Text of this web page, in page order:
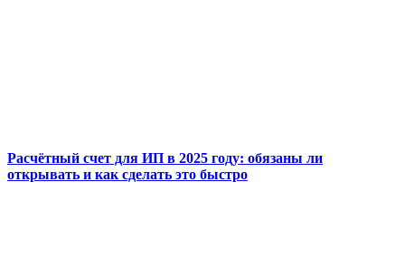
Расчётный счет для ИП в 2025 году: обязаны ли
открывать и как сделать это быстро